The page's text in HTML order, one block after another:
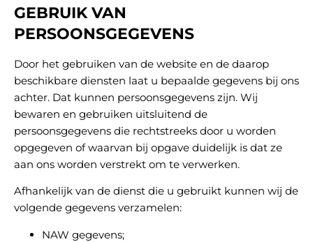
GEBRUIK VAN
PERSOONSGEGEVENS
Door het gebruiken van de website en de daarop
beschikbare diensten laat u bepaalde gegevens bij ons
achter. Dat kunnen persoonsgegevens zijn. Wij
bewaren en gebruiken uitsluitend de
persoonsgegevens die rechtstreeks door u worden
opgegeven of waarvan bij opgave duidelijk is dat ze
aan ons worden verstrekt om te verwerken.
Afhankelijk van de dienst die u gebruikt kunnen wij de
volgende gegevens verzamelen:
NAW gegevens;